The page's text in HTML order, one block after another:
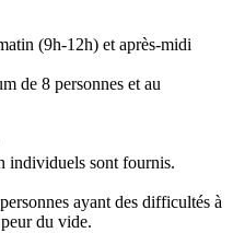
(9h-12h) et après-midi
de 8 personnes et au
individuels sont fournis.
ayant des difficultés à
du vide.